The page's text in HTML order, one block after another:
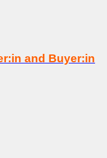
and Buyer:in